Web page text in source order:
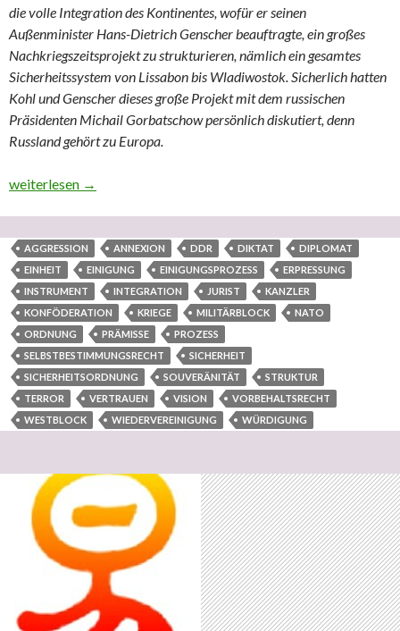
die volle Integration des Kontinentes, wofür er seinen
Außenminister Hans-Dietrich Genscher beauftragte, ein großes
Nachkriegszeitsprojekt zu strukturieren, nämlich ein gesamtes
Sicherheitssystem von Lissabon bis Wladiwostok. Sicherlich hatten
Kohl und Genscher dieses große Projekt mit dem russischen
Präsidenten Michail Gorbatschow persönlich diskutiert, denn
Russland gehört zu Europa.
Die äußerst bemerkenswerte Frau und Juristin Luz María De
weiterlesen →
AGGRESSION ANNEXION DDR DIKTAT
DIPLOMAT
EINHEIT
EINIGUNG EINIGUNGSPROZESS
ERPRESSUNG
INSTRUMENT
INTEGRATION JURIST
KANZLER
KONFÖDERATION
KRIEGE MILITÄRBLOCK
NATO
ORDNUNG
PRÄMISSE
PROZESS
SELBSTBESTIMMUNGSRECHT
SICHERHEIT
SICHERHEITSORDNUNG
SOUVERÄNITÄT
STRUKTUR
TERROR
VERTRAUEN VISION
VORBEHALTSRECHT
WESTBLOCK
WIEDERVEREINIGUNG WÜRDIGUNG